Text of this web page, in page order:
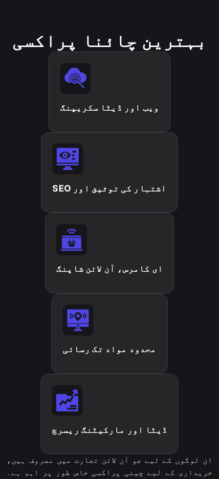
بہترین چائنا پراکسی
ویب اور ڈیٹا سکریپنگ
اشتہار کی توثیق اور SEO
ای کامرس، آن لائن شاپنگ
محدود مواد تک رسائی
ڈیٹا اور مارکیٹنگ ریسرچ
ان لوگوں کے لیے جو آن لائن تجارت میں مصروف ہیں،
خریداری کے لیے چینی پراکسی خاص طور پر اہم ہے۔